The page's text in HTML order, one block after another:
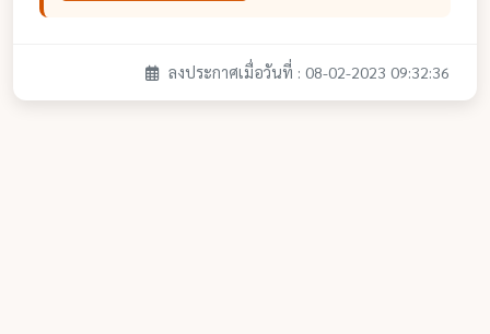
ลงประกาศเมื่อวันที่ : 08-02-2023 09:32:36